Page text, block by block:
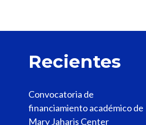
Recientes
Convocatoria de
financiamiento académico de
Mary Jaharis Center